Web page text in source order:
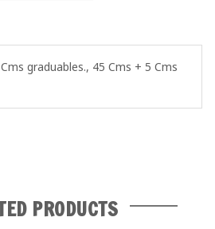
graduables., 45 Cms + 5 Cms
PRODUCTS